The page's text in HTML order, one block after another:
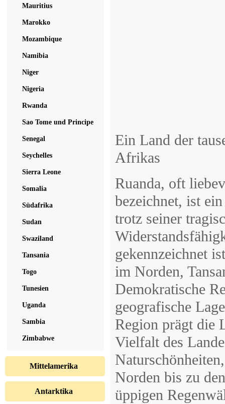
Mauritius
Marokko
Mozambique
Namibia
Niger
Nigeria
Rwanda
Sao Tome und Principe
Senegal
Seychelles
Sierra Leone
Somalia
Südafrika
Sudan
Swaziland
Tansania
Togo
Tunesien
Uganda
Sambia
Zimbabwe
Mittelamerika
Antarktika
Ein Land der
Afrikas
Ruanda, oft
bezeichnet, ist
trotz seiner
gekennzeichnet
im Norden,
Demokratische
geografische
Region prägt die
Vielfalt des
Norden bis zu
üppigen